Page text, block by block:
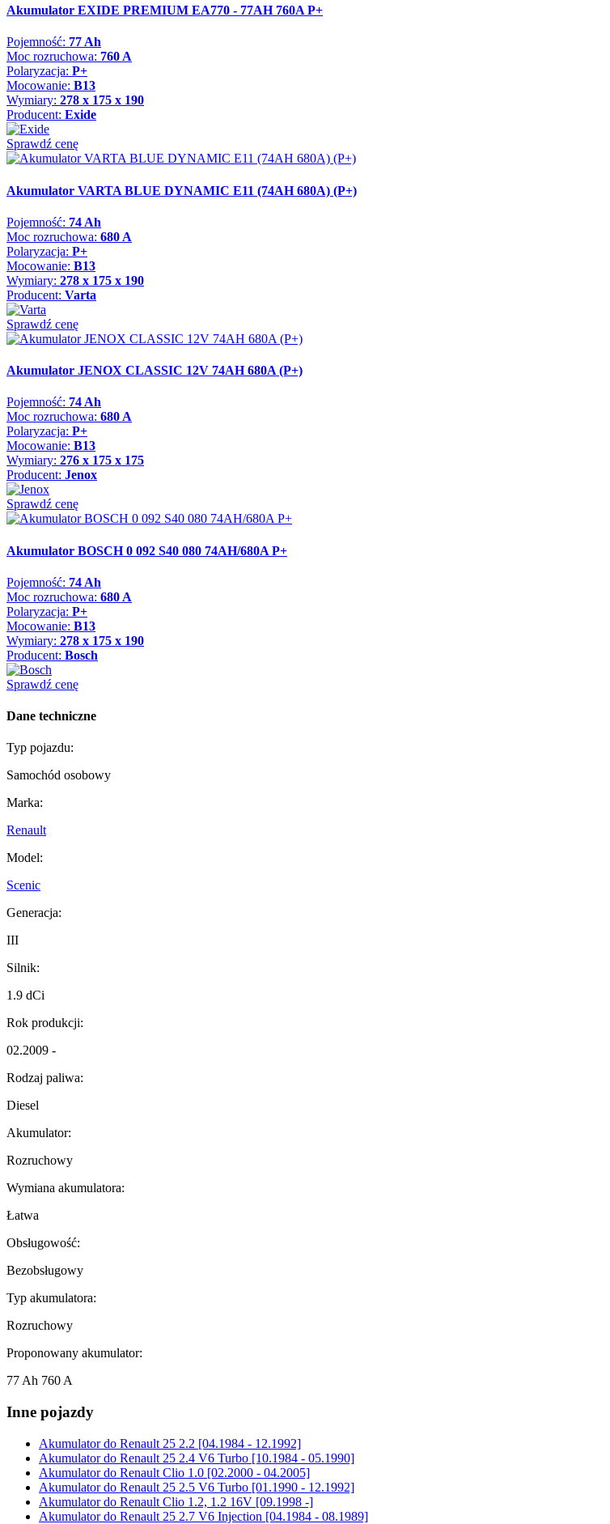
Akumulator EXIDE PREMIUM EA770 - 77AH 760A P+
Pojemność: 77 Ah
Moc rozruchowa: 760 A
Polaryzacja: P+
Mocowanie: B13
Wymiary: 278 x 175 x 190
Producent: Exide
Sprawdź cenę
Akumulator VARTA BLUE DYNAMIC E11 (74AH 680A) (P+)
Pojemność: 74 Ah
Moc rozruchowa: 680 A
Polaryzacja: P+
Mocowanie: B13
Wymiary: 278 x 175 x 190
Producent: Varta
Sprawdź cenę
Akumulator JENOX CLASSIC 12V 74AH 680A (P+)
Pojemność: 74 Ah
Moc rozruchowa: 680 A
Polaryzacja: P+
Mocowanie: B13
Wymiary: 276 x 175 x 175
Producent: Jenox
Sprawdź cenę
Akumulator BOSCH 0 092 S40 080 74AH/680A P+
Pojemność: 74 Ah
Moc rozruchowa: 680 A
Polaryzacja: P+
Mocowanie: B13
Wymiary: 278 x 175 x 190
Producent: Bosch
Sprawdź cenę
Dane techniczne
Typ pojazdu:
Samochód osobowy
Marka:
Renault
Model:
Scenic
Generacja:
III
Silnik:
1.9 dCi
Rok produkcji:
02.2009 -
Rodzaj paliwa:
Diesel
Akumulator:
Rozruchowy
Wymiana akumulatora:
Łatwa
Obsługowość:
Bezobsługowy
Typ akumulatora:
Rozruchowy
Proponowany akumulator:
77 Ah 760 A
Inne pojazdy
Akumulator do Renault 25 2.2 [04.1984 - 12.1992]
Akumulator do Renault 25 2.4 V6 Turbo [10.1984 - 05.1990]
Akumulator do Renault Clio 1.0 [02.2000 - 04.2005]
Akumulator do Renault 25 2.5 V6 Turbo [01.1990 - 12.1992]
Akumulator do Renault Clio 1.2, 1.2 16V [09.1998 -]
Akumulator do Renault 25 2.7 V6 Injection [04.1984 - 08.1989]